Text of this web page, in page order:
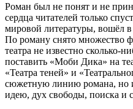
Роман был не понят и не
сердца читателей только
мировой литературы, вошёл
По роману снято множество
театра не известно сколько-
поставить «Моби Дика» на
«Театра теней» и
сюжетную линию романа, но
идею, дух свободы, поиска и